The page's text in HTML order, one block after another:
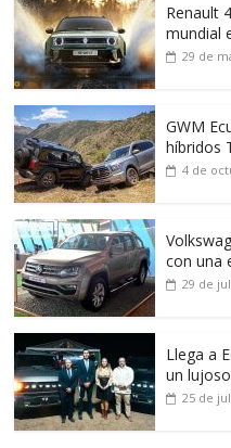
Renault
mundial
29 de
GWM
híbridos
4 de
con una
29 de
Llega a
un
25 de